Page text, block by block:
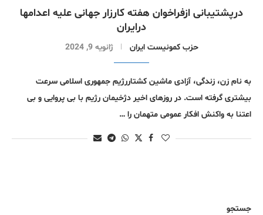
درپشتیبانی ازفراخوان هفته کارزار جهانی علیه اعدامها
درایران
حزب کمونیست ایران ژانویه 9, 2024
به نام زن، زندگی، آزادی ماشین کشتاررژیم جمهوری اسلامی سرعت
بیشتری گرفته است. در روزهای اخیر دژخیمان رژیم با بی پروایی و بی
اعتنا به واکنش افکار عمومی متهمان را …
جستجو